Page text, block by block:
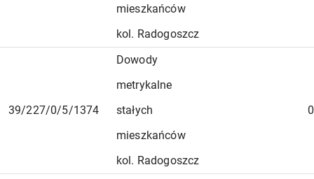
mieszkańców
kol. Radogoszcz
39/227/0/5/1374
Dowody
metrykalne
stałych
mieszkańców
kol. Radogoszcz
0